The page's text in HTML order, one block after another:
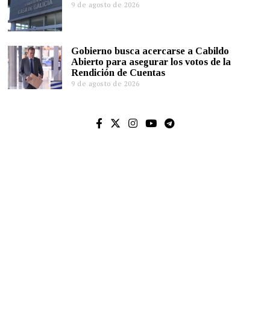
9 de agosto de 2026
Gobierno busca acercarse a Cabildo
Abierto para asegurar los votos de la
Rendición de Cuentas
9 de agosto de 2026